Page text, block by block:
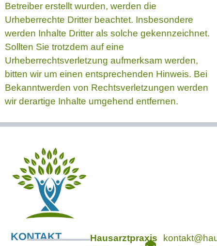
Betreiber erstellt wurden, werden die
Urheberrechte Dritter beachtet. Insbesondere
werden Inhalte Dritter als solche gekennzeichnet.
Sollten Sie trotzdem auf eine
Urheberrechtsverletzung aufmerksam werden,
bitten wir um einen entsprechenden Hinweis. Bei
Bekanntwerden von Rechtsverletzungen werden
wir derartige Inhalte umgehend entfernen.
KONTAKT
Hausarztpraxis